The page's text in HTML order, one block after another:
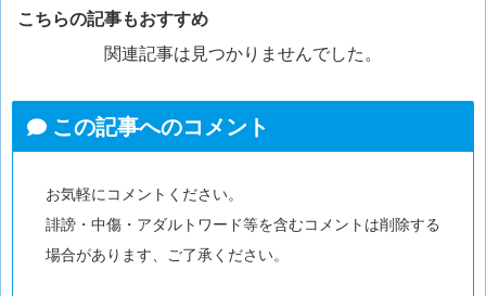
こちらの記事もおすすめ
関連記事は見つかりませんでした。
この記事へのコメント
お気軽にコメントください。
誹謗・中傷・アダルトワード等を含むコメントは削除する
場合があります、ご了承ください。